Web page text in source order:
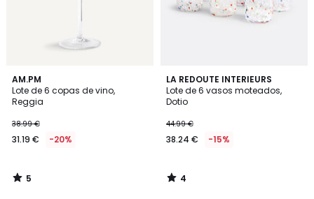
AM.PM
Lote de 6 copas de vino,
Reggia
38.99 €
31.19 € -20%
5
/
5
5
/
LA REDOUTE INTERIEURS
Lote de 6 vasos moteados,
Dotio
44.99 €
38.24 € -15%
4
/
5
4
/